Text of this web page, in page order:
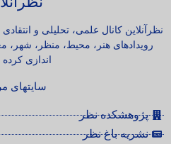
نظرآنلاین کانال علمی، تحلیلی و
رویدادهای هنر، محیط، منظر، شهر،
اندازی
سایتهای
پژوهشکده نظر
نشریه باغ نظر